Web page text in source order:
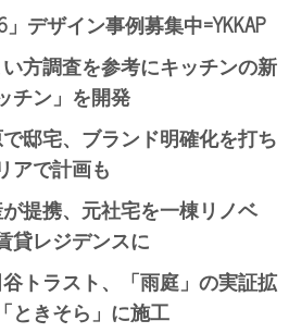
デザイン事例募集中=YKKAP
方調査を参考にキッチンの新
チン」を開発
邸宅、ブランド明確化を打ち
アで計画も
提携、元社宅を一棟リノベ
貸レジデンスに
トラスト、「雨庭」の実証拡
ときそら」に施工